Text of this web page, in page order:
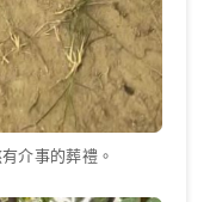
介事的葬禮。